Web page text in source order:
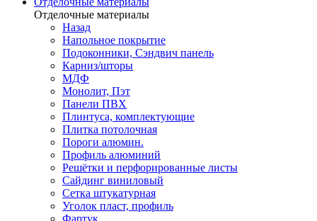
Отделочные материалы
Назад
Напольное покрытие
Подоконники, Сэндвич панель
Карниз/шторы
МДФ
Монолит, Пэт
Панели ПВХ
Плинтуса, комплектующие
Плитка потолочная
Пороги алюмин.
Профиль алюминий
Решётки и перфорированные листы
Сайдинг виниловый
Сетка штукатурная
Уголок пласт, профиль
Фартук